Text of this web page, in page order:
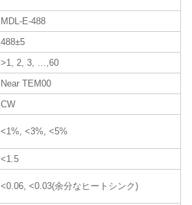
MDL-E-488
488±5
>1, 2, 3, …,60
Near TEM00
CW
<1%, <3%, <5%
<1.5
<0.06, <0.03(余分なヒートシンク)